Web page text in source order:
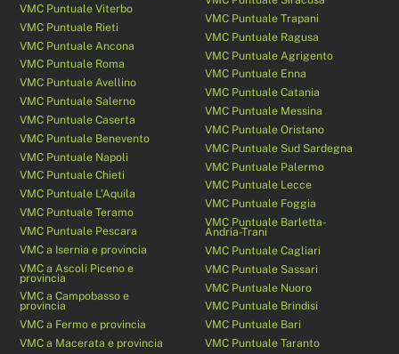
VMC Puntuale Viterbo
VMC Puntuale Rieti
VMC Puntuale Ancona
VMC Puntuale Roma
VMC Puntuale Avellino
VMC Puntuale Salerno
VMC Puntuale Caserta
VMC Puntuale Benevento
VMC Puntuale Napoli
VMC Puntuale Chieti
VMC Puntuale L’Aquila
VMC Puntuale Teramo
VMC Puntuale Pescara
VMC a Isernia e provincia
VMC a Ascoli Piceno e
provincia
VMC a Campobasso e
provincia
VMC a Fermo e provincia
VMC a Macerata e provincia
VMC Puntuale Trapani
VMC Puntuale Ragusa
VMC Puntuale Agrigento
VMC Puntuale Enna
VMC Puntuale Catania
VMC Puntuale Messina
VMC Puntuale Oristano
VMC Puntuale Sud Sardegna
VMC Puntuale Palermo
VMC Puntuale Lecce
VMC Puntuale Foggia
VMC Puntuale Barletta-
Andria-Trani
VMC Puntuale Cagliari
VMC Puntuale Sassari
VMC Puntuale Nuoro
VMC Puntuale Brindisi
VMC Puntuale Bari
VMC Puntuale Taranto